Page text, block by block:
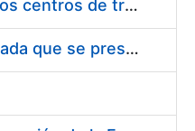
Suministro de gafas graduadas antiproyecciones para los trabajadores de la FNMT-RCM en los centros de trabajo de Madrid y Burgos
Servicios de una empresa externa para el asesoramiento y resolución de los recursos de alzada que se presentan relacionados con procesos de selección para la FNMT-RCM